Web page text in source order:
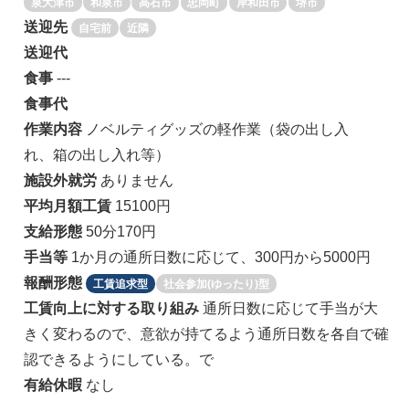
送迎先 自宅前 近隣
送迎代
食事 ---
食事代
作業内容 ノベルティグッズの軽作業（袋の出し入
れ、箱の出し入れ等）
施設外就労 ありません
平均月額工賃 15100円
支給形態 50分170円
手当等 1か月の通所日数に応じて、300円から5000円
報酬形態
工賃追求型 社会参加(ゆったり)型
工賃向上に対する取り組み 通所日数に応じて手当が大
きく変わるので、意欲が持てるよう通所日数を各自で確
認できるようにしている。で
有給休暇 なし